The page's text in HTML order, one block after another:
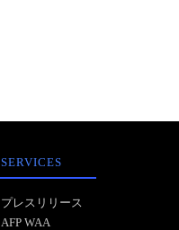
SERVICES
プレスリリース
AFP WAA